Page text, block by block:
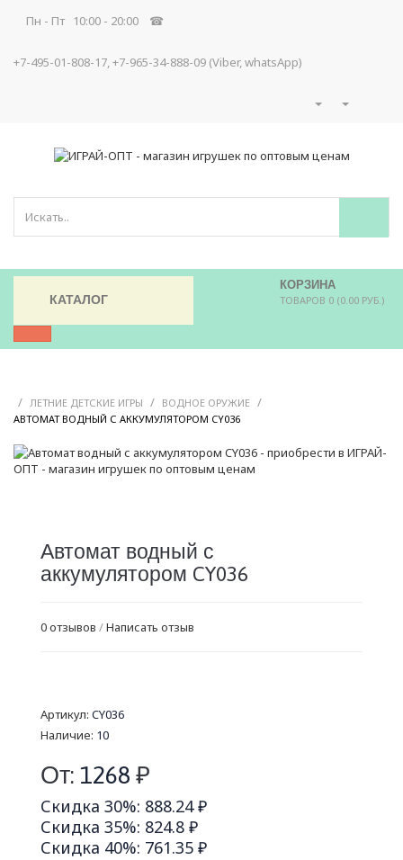
Пн - Пт 10:00 - 20:00 ☎
+7-495-01-808-17, +7-965-34-888-09 (Viber, whatsApp)
КОРЗИНА
ТОВАРОВ 0 (0.00 РУБ.)
КАТАЛОГ
/ ЛЕТНИЕ ДЕТСКИЕ ИГРЫ / ВОДНОЕ ОРУЖИЕ /
АВТОМАТ ВОДНЫЙ С АККУМУЛЯТОРОМ CY036
Автомат водный с
аккумулятором CY036
0 отзывов /Написать отзыв
Артикул: CY036
Наличие: 10
От: 1268 ₽
Скидка 30%: 888.24 ₽
Скидка 35%: 824.8 ₽
Скидка 40%: 761.35 ₽